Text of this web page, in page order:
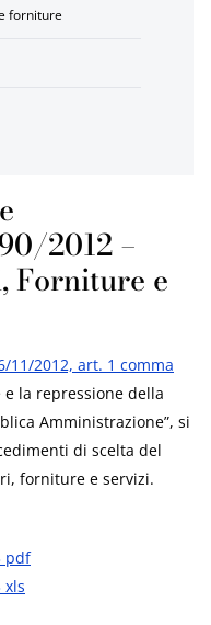
forniture
2012 –
Forniture e
11/2012, art. 1 comma
la repressione della
Amministrazione”, si
di scelta del
forniture e servizi.
pdf
xls